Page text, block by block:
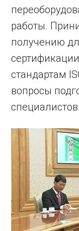
работы.
получению
стандартам
вопросы
специалистов.